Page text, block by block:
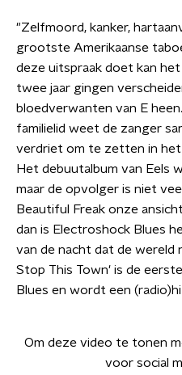
"Zelfmoord, kanker,
grootste Amerikaanse
deze uitspraak doet kan
twee jaar gingen
bloedverwanten van E
familielid weet de zanger
verdriet om te zetten in het
Het debuutalbum van Eels
maar de opvolger is niet
Beautiful Freak onze
dan is Electroshock Blues
van de nacht dat de wereld
Stop This Town' is de
Blues en wordt een
Om deze video te tonen
voor social